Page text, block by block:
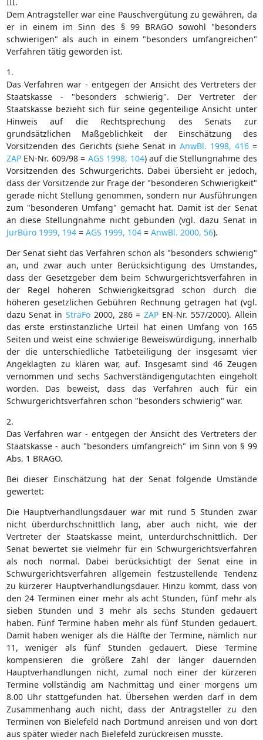
Dem Antragsteller war eine Pauschvergütung zu gewähren, da
er in einem im Sinn des § 99 BRAGO sowohl "besonders
schwierigen" als auch in einem "besonders umfangreichen"
Verfahren tätig geworden ist.
1.
Das Verfahren war - entgegen der Ansicht des Vertreters der
Staatskasse - "besonders schwierig". Der Vertreter der
Staatskasse bezieht sich für seine gegenteilige Ansicht unter
Hinweis auf die Rechtsprechung des Senats zur
grundsätzlichen Maßgeblichkeit der Einschätzung des
Vorsitzenden des Gerichts (siehe Senat in AnwBl. 1998, 416=
ZAPEN-Nr. 609/98 = AGS 1998, 104) auf die Stellungnahme des
Vorsitzenden des Schwurgerichts. Dabei übersieht er jedoch,
dass der Vorsitzende zur Frage der "besonderen Schwierigkeit"
gerade nicht Stellung genommen, sondern nur Ausführungen
zum "besonderen Umfang" gemacht hat. Damit ist der Senat
an diese Stellungnahme nicht gebunden (vgl. dazu Senat in
JurBüro 1999, 194= AGS 1999, 104= AnwBl. 2000, 56).
Der Senat sieht das Verfahren schon als "besonders schwierig"
an, und zwar auch unter Berücksichtigung des Umstandes,
dass der Gesetzgeber dem beim Schwurgerichtsverfahren in
der Regel höheren Schwierigkeitsgrad schon durch die
höheren gesetzlichen Gebühren Rechnung getragen hat (vgl.
dazu Senat in StraFo2000, 286 =ZAP EN-Nr. 557/2000). Allein
das erste erstinstanzliche Urteil hat einen Umfang von 165
Seiten und weist eine schwierige Beweiswürdigung, innerhalb
der die unterschiedliche Tatbeteiligung der insgesamt vier
Angeklagten zu klären war, auf. Insgesamt sind 46 Zeugen
vernommen und sechs Sachverständigengutachten eingeholt
worden. Das beweist, dass das Verfahren auch für ein
Schwurgerichtsverfahren schon "besonders schwierig" war.
2.
Das Verfahren war - entgegen der Ansicht des Vertreters der
Staatskasse - auch "besonders umfangreich" im Sinn von § 99
Abs. 1 BRAGO.
Bei dieser Einschätzung hat der Senat folgende Umstände
gewertet:
Die Hauptverhandlungsdauer war mit rund 5 Stunden zwar
nicht überdurchschnittlich lang, aber auch nicht, wie der
Vertreter der Staatskasse meint, unterdurchschnittlich. Der
Senat bewertet sie vielmehr für ein Schwurgerichtsverfahren
als noch normal. Dabei berücksichtigt der Senat eine in
Schwurgerichtsverfahren allgemein festzustellende Tendenz
zu kürzerer Hauptverhandlungsdauer. Hinzu kommt, dass von
den 24 Terminen einer mehr als acht Stunden, fünf mehr als
sieben Stunden und 3 mehr als sechs Stunden gedauert
haben. Fünf Termine haben mehr als fünf Stunden gedauert.
Damit haben weniger als die Hälfte der Termine, nämlich nur
11, weniger als fünf Stunden gedauert. Diese Termine
kompensieren die größere Zahl der länger dauernden
Hauptverhandlungen nicht, zumal noch einer der kürzeren
Termine vollständig am Nachmittag und einer morgens um
8.00 Uhr stattgefunden hat. Übersehen werden darf in dem
Zusammenhang auch nicht, dass der Antragsteller zu den
Terminen von Bielefeld nach Dortmund anreisen und von dort
aus später wieder nach Bielefeld zurückreisen musste.